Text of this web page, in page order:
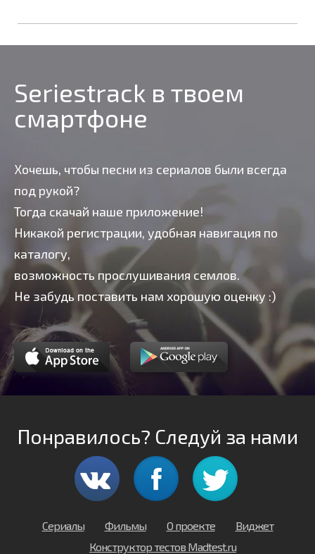
Seriestrack в твоем
смартфоне
Хочешь, чтобы песни из сериалов были всегда
под рукой?
Тогда скачай наше приложение!
Никакой регистрации, удобная навигация по
каталогу,
возможность прослушивания семлов.
Не забудь поставить нам хорошую оценку :)
Понравилось? Следуй за нами
Сериалы Фильмы О проекте
Виджет
Конструктор тестов Madtest.ru